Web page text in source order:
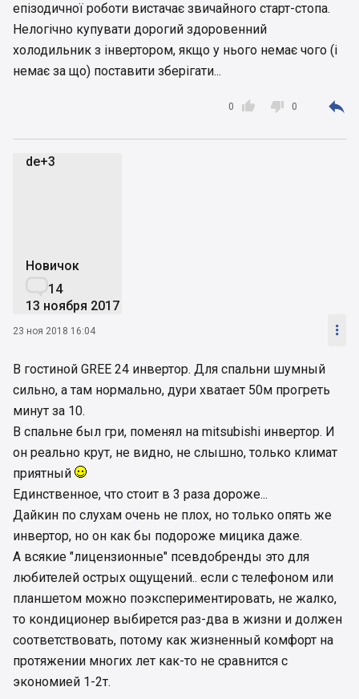
епізодичної роботи вистачає звичайного старт-стопа.
Нелогічно купувати дорогий здоровенний
холодильник з інвертором, якщо у нього немає чого (і
немає за що) поставити зберігати...

0  0 
de+3
Новичок
14
13 ноября 2017
23 ноя 2018 16:04 
В гостиной GREE 24 инвертор. Для спальни шумный
сильно, а там нормально, дури хватает 50м прогреть
минут за 10.
В спальне был гри, поменял на mitsubishi инвертор. И
он реально крут, не видно, не слышно, только климат
приятный
Единственное, что стоит в 3 раза дороже...
Дайкин по слухам очень не плох, но только опять же
инвертор, но он как бы подороже мицика даже.
А всякие "лицензионные" псевдобренды это для
любителей острых ощущений.. если с телефоном или
планшетом можно поэкспериментировать, не жалко,
то кондиционер выбирется раз-два в жизни и должен
соответствовать, потому как жизненный комфорт на
протяжении многих лет как-то не сравнится с
экономией 1-2т.